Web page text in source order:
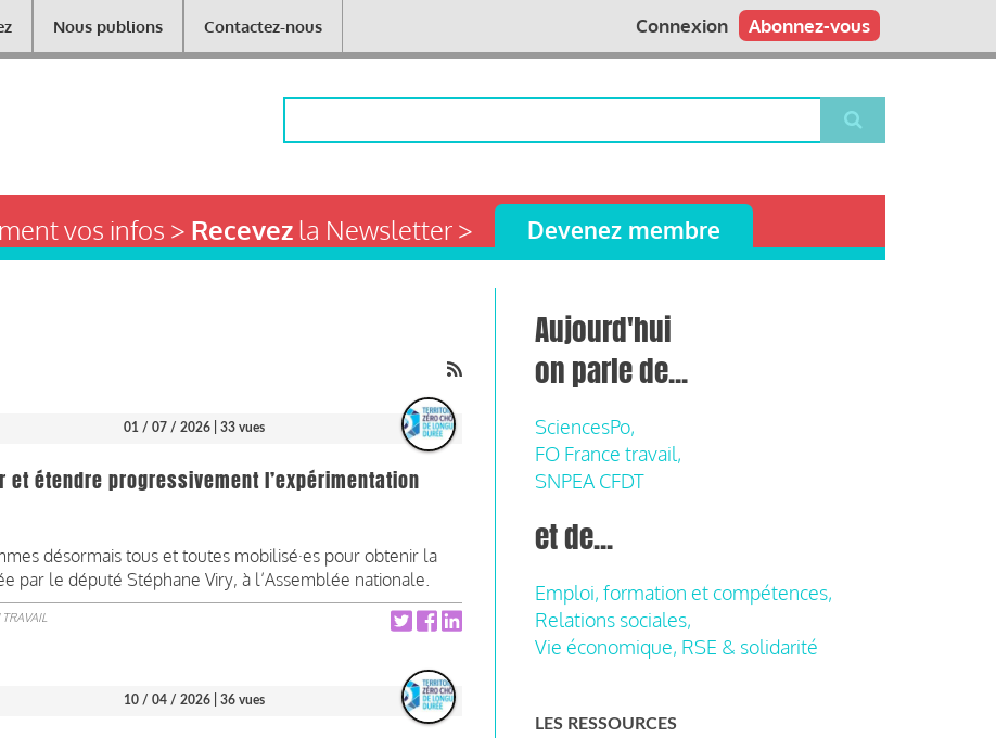
Nous publions Contactez-nous Abonnez-vous
Connexion
vos infos > Recevezla Newsletter > Devenez membre
01 / 07 / 2026 | 33 vues
étendre progressivement l’expérimentation
désormais tous et toutes mobilisé·es pour obtenir la
par le député Stéphane Viry, à l’Assemblée nationale.
10 / 04 / 2026 | 36 vues
Aujourd'hui
on parle de...
SciencesPo,
FO France travail,
SNPEA CFDT
et de...
Emploi, formation et compétences,
Relations sociales,
Vie économique, RSE & solidarité
LES RESSOURCES